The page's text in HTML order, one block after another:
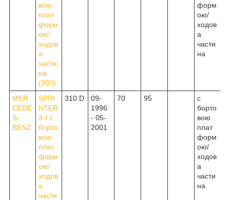
вою
плат
форм
ою/
ходов
а
части
на
(903)
форм
ою/
ходов
а
части
на
MER
CEDE
S-
BENZ
SPRI
NTER
3-t c
борто
вою
плат
форм
ою/
ходов
а
части
310 D
09-
1996
- 05-
2001
70 95
c
борто
вою
плат
форм
ою/
ходов
а
части
на